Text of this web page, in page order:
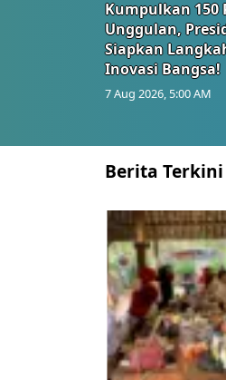
Kumpulkan 150
Unggulan,
Siapkan
Inovasi Bangsa!
7 Aug 2026, 5:00 AM
Berita Terkini